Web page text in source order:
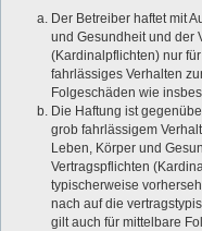
Der Betreiber haftet mit
und Gesundheit und der
(Kardinalpflichten) nur
fahrlässiges Verhalten
Folgeschäden wie
Die Haftung ist
grob fahrlässigem
Leben, Körper und
Vertragspflichten
typischerweise
nach auf die
gilt auch für mittelbare